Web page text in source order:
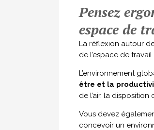
Pensez
espace de
La réflexion autour
de l’espace de
L’environnement
être et la
de l’air, la
Vous devez
concevoir un